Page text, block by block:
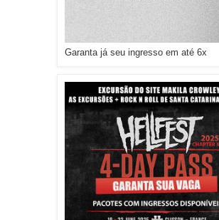
Garanta já seu ingresso em até 6x